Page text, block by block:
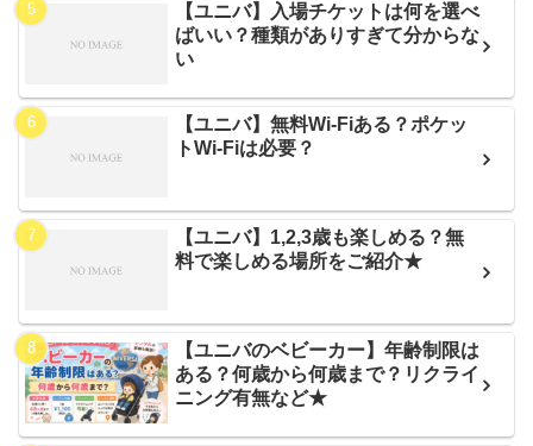
【ユニバ】入場チケットは何を選べ
ばいい？種類がありすぎて分からな
い
【ユニバ】無料Wi-Fiある？ポケッ
トWi-Fiは必要？
【ユニバ】1,2,3歳も楽しめる？無
料で楽しめる場所をご紹介★
【ユニバのベビーカー】年齢制限は
ある？何歳から何歳まで？リクライ
ニング有無など★